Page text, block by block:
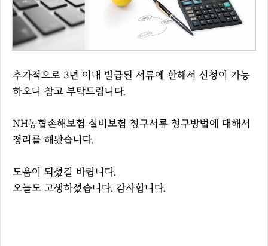
추가적으로 3년 이내 발급된 서류에 한해서 신청이 가능
하오니 참고 부탁드립니다.
NH농협손해보험 실비보험 청구서류 청구방법에 대해서
정리를 해봤습니다.
도움이 되셨길 바랍니다.
오늘도 고생하셨습니다. 감사합니다.